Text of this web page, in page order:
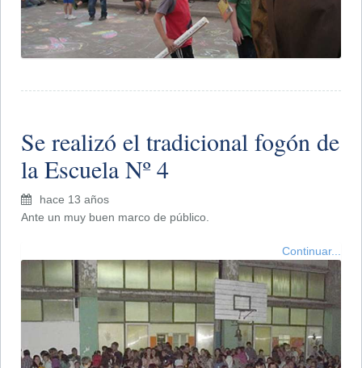
Se realizó el tradicional fogón de
la Escuela Nº 4
hace 13 años
Ante un muy buen marco de público.
Continuar...